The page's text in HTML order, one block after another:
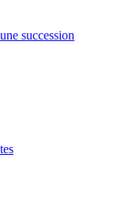
succession